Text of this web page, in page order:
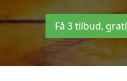
Få 3 tilbud,